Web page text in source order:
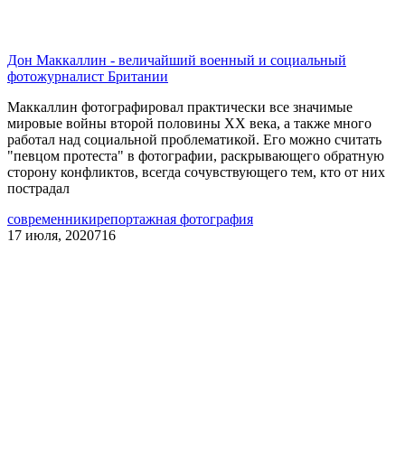
Дон Маккаллин - величайший военный и социальный
фотожурналист Британии
Маккаллин фотографировал практически все значимые
мировые войны второй половины ХХ века, а также много
работал над социальной проблематикой. Его можно считать
"певцом протеста" в фотографии, раскрывающего обратную
сторону конфликтов, всегда сочувствующего тем, кто от них
пострадал
современникирепортажная фотография
17 июля, 2020716